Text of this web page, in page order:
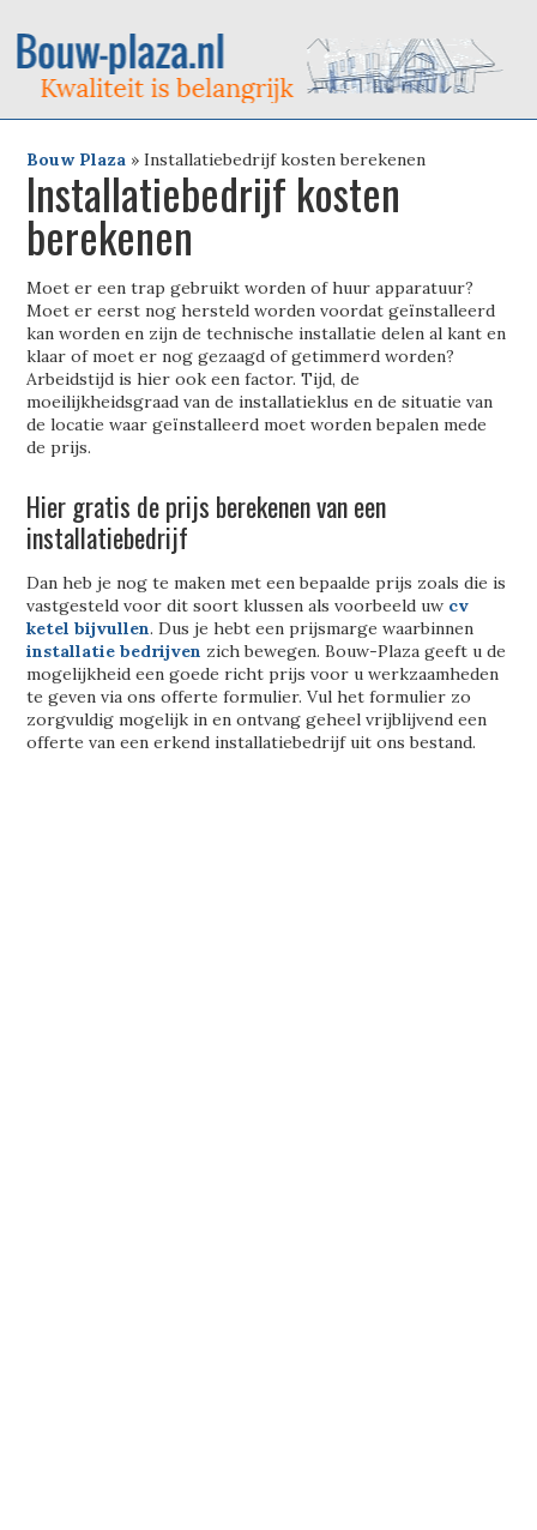
Bouw Plaza »Installatiebedrijf kosten berekenen
Installatiebedrijf kosten
berekenen
Moet er een trap gebruikt worden of huur apparatuur?
Moet er eerst nog hersteld worden voordat geïnstalleerd
kan worden en zijn de technische installatie delen al kant en
klaar of moet er nog gezaagd of getimmerd worden?
Arbeidstijd is hier ook een factor. Tijd, de
moeilijkheidsgraad van de installatieklus en de situatie van
de locatie waar geïnstalleerd moet worden bepalen mede
de prijs.
Hier gratis de prijs berekenen van een
installatiebedrijf
Dan heb je nog te maken met een bepaalde prijs zoals die is
vastgesteld voor dit soort klussen als voorbeeld uw cv
ketel bijvullen. Dus je hebt een prijsmarge waarbinnen
installatie bedrijven zich bewegen. Bouw-Plaza geeft u de
mogelijkheid een goede richt prijs voor u werkzaamheden
te geven via ons offerte formulier. Vul het formulier zo
zorgvuldig mogelijk in en ontvang geheel vrijblijvend een
offerte van een erkend installatiebedrijf uit ons bestand.